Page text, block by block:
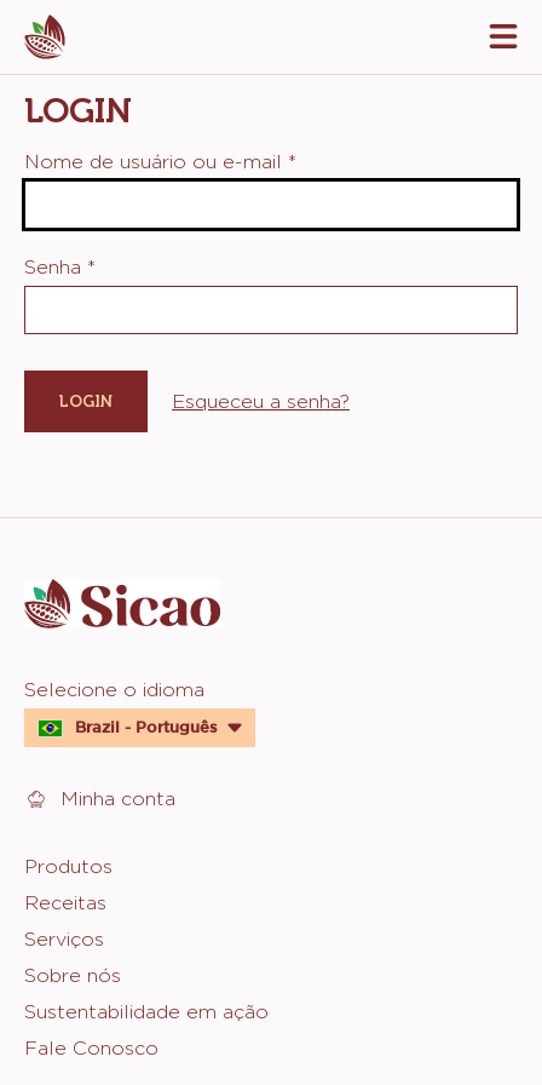
Skip
to
main
content
LOGIN
Nome de usuário ou e-mail *
Senha *
Esqueceu a senha?
info
Website
quick
links
Selecione o idioma
Brazil - Português
Minha conta
Footer
Sicao
Produtos
Receitas
Serviços
Sobre nós
Sustentabilidade em ação
Fale Conosco